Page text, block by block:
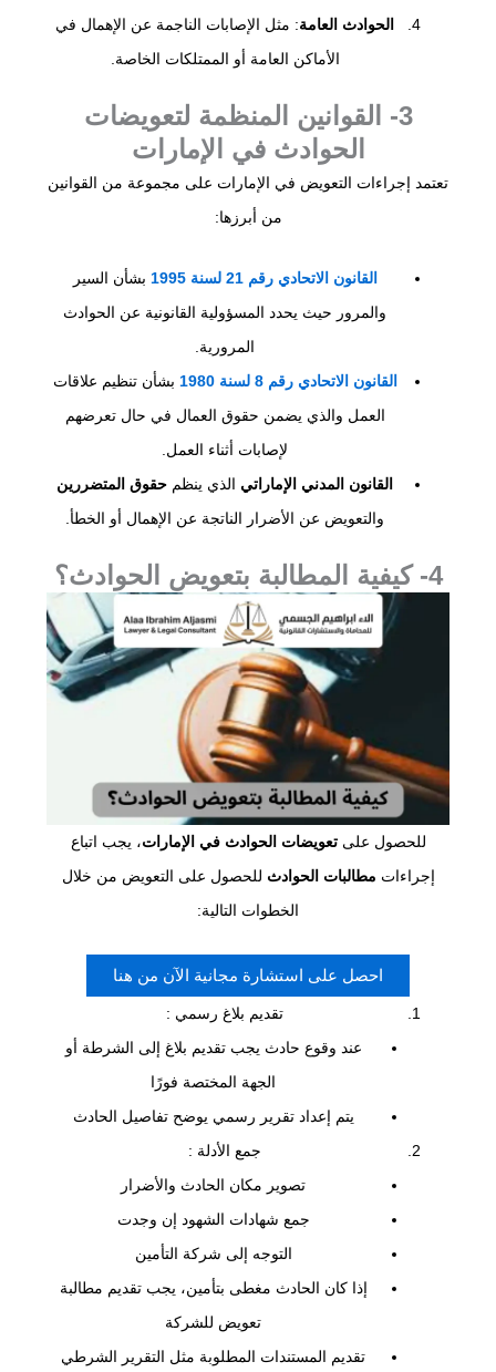
الحوادث العامة: مثل الإصابات الناجمة عن الإهمال في
الأماكن العامة أو الممتلكات الخاصة.
3- القوانين المنظمة لتعويضات
الحوادث في الإمارات
تعتمد إجراءات التعويض في الإمارات على مجموعة من القوانين
من أبرزها:
القانون الاتحادي رقم 21 لسنة 1995
بشأن السير
والمرور حيث يحدد المسؤولية القانونية عن الحوادث
المرورية.
القانون الاتحادي رقم 8 لسنة 1980
بشأن تنظيم علاقات
العمل والذي يضمن حقوق العمال في حال تعرضهم
لإصابات أثناء العمل.
القانون المدني الإماراتي الذي ينظم حقوق المتضررين
والتعويض عن الأضرار الناتجة عن الإهمال أو الخطأ.
4- كيفية المطالبة بتعويض الحوادث؟
للحصول علىتعويضات الحوادث في الإمارات، يجب اتباع
إجراءات مطالبات الحوادث للحصول على التعويض من خلال
الخطوات التالية:
احصل على استشارة مجانية الآن من هنا
تقديم بلاغ رسمي :
عند وقوع حادث يجب تقديم بلاغ إلى الشرطة أو
الجهة المختصة فورًا
يتم إعداد تقرير رسمي يوضح تفاصيل الحادث
جمع الأدلة :
تصوير مكان الحادث والأضرار
جمع شهادات الشهود إن وجدت
التوجه إلى شركة التأمين
إذا كان الحادث مغطى بتأمين، يجب تقديم مطالبة
تعويض للشركة
تقديم المستندات المطلوبة مثل التقرير الشرطي